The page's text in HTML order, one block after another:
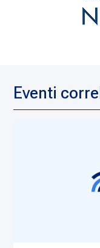
Eventi